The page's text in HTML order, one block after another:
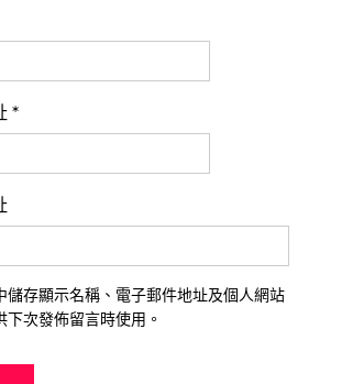
*
儲存顯示名稱、電子郵件地址及個人網站
下次發佈留言時使用。